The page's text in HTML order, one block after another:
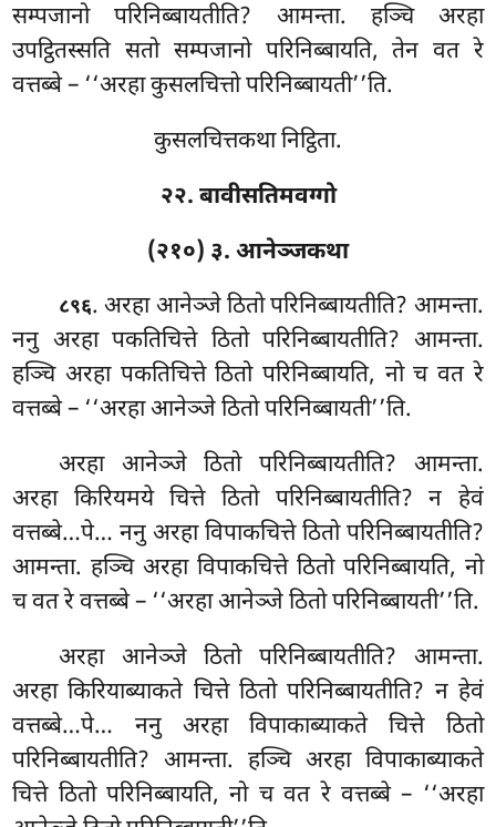
सम्पजानो परिनिब्बायतीति? आमन्ता. हञ्चि अरहा
उपट्ठितस्सति सतो सम्पजानो परिनिब्बायति, तेन वत रे
वत्तब्बे – ‘‘अरहा कुसलचित्तो परिनिब्बायती’’ति.
कुसलचित्तकथा निट्ठिता.
२२. बावीसतिमवग्गो
(२१०) ३. आनेञ्जकथा
८९६. अरहाआनेञ्जे ठितो परिनिब्बायतीति? आमन्ता.
ननु अरहा पकतिचित्ते ठितो परिनिब्बायतीति? आमन्ता.
हञ्चि अरहा पकतिचित्ते ठितो परिनिब्बायति, नो च वत रे
वत्तब्बे – ‘‘अरहा आनेञ्जे ठितो परिनिब्बायती’’ति.
अरहा आनेञ्जे ठितो परिनिब्बायतीति? आमन्ता.
अरहा किरियमये चित्ते ठितो परिनिब्बायतीति? न हेवं
वत्तब्बे…पे… ननु अरहा विपाकचित्ते ठितो परिनिब्बायतीति?
आमन्ता. हञ्चि अरहा विपाकचित्ते ठितो परिनिब्बायति, नो
च वत रे वत्तब्बे – ‘‘अरहा आनेञ्जे ठितो परिनिब्बायती’’ति.
अरहा आनेञ्जे ठितो परिनिब्बायतीति? आमन्ता.
अरहा किरियाब्याकते चित्ते ठितो परिनिब्बायतीति? न हेवं
वत्तब्बे…पे… ननु अरहा विपाकाब्याकते चित्ते ठितो
परिनिब्बायतीति? आमन्ता. हञ्चि अरहा विपाकाब्याकते
चित्ते ठितो परिनिब्बायति, नो च वत रे वत्तब्बे – ‘‘अरहा